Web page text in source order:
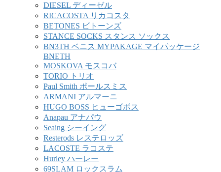
DIESEL ディーゼル
RICACOSTA リカコスタ
BETONES ビトーンズ
STANCE SOCKS スタンス ソックス
BN3TH ベニス MYPAKAGE マイパッケージ
BNETH
MOSKOVA モスコバ
TORIO トリオ
Paul Smith ポールスミス
ARMANI アルマーニ
HUGO BOSS ヒューゴボス
Anapau アナパウ
Seaing シーイング
Resterods レステロッズ
LACOSTE ラコステ
Hurley ハーレー
69SLAM ロックスラム